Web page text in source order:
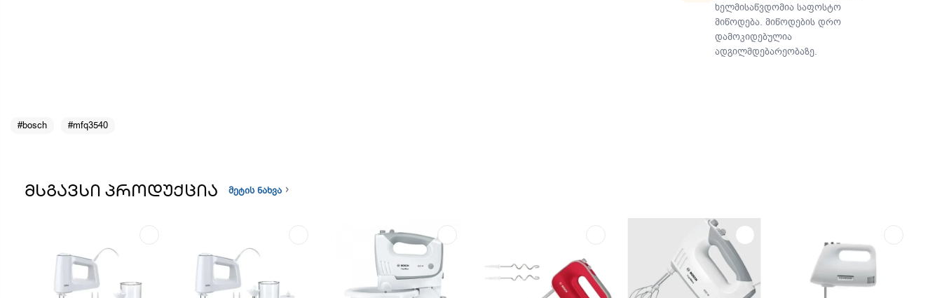
ხელმისაწვდომია საფოსტო
მიწოდება. მიწოდების დრო
დამოკიდებულია
ადგილმდებარეობაზე.
#bosch #mfq3540
ᲛᲡᲒᲐᲕᲡᲘ ᲞᲠᲝᲓᲣᲥᲪᲘᲐ მეტის ნახვა